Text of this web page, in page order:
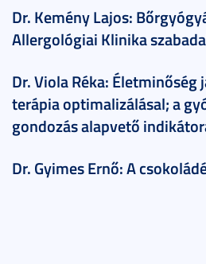
Dr. Kemény Lajos:
Allergológiai Klinika
Dr. Viola Réka: Életminőség
terápia optimalizálásal; a
gondozás alapvető
Dr. Gyimes Ernő: A